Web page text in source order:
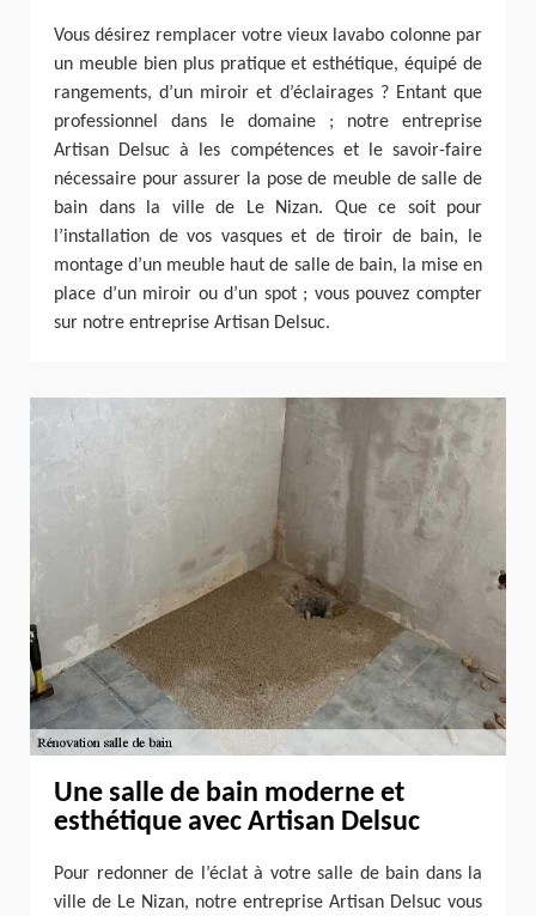
Vous désirez remplacer votre vieux lavabo colonne par
un meuble bien plus pratique et esthétique, équipé de
rangements, d’un miroir et d’éclairages ? Entant que
professionnel dans le domaine ; notre entreprise
Artisan Delsuc à les compétences et le savoir-faire
nécessaire pour assurer la pose de meuble de salle de
bain dans la ville de Le Nizan. Que ce soit pour
l’installation de vos vasques et de tiroir de bain, le
montage d’un meuble haut de salle de bain, la mise en
place d’un miroir ou d’un spot ; vous pouvez compter
sur notre entreprise Artisan Delsuc.
Une salle de bain moderne et
esthétique avec Artisan Delsuc
Pour redonner de l’éclat à votre salle de bain dans la
ville de Le Nizan, notre entreprise Artisan Delsuc vous